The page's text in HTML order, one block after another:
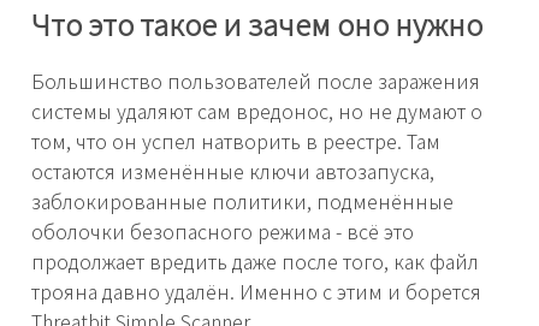
Что это такое и зачем оно нужно
Большинство пользователей после заражения
системы удаляют сам вредонос, но не думают о
том, что он успел натворить в реестре. Там
остаются изменённые ключи автозапуска,
заблокированные политики, подменённые
оболочки безопасного режима - всё это
продолжает вредить даже после того, как файл
трояна давно удалён. Именно с этим и борется